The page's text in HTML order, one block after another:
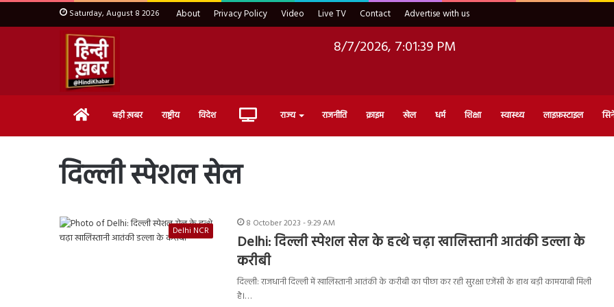
Saturday, August 8 2026 About Privacy Policy Video Live TV Contact Advertise with us
8/7/2026, 7:01:40 PM
Home बड़ी ख़बर राष्ट्रीय विदेश Live राज्य राजनीति क्राइम खेल धर्म शिक्षा स्वास्थ्य लाइफ़स्टाइल
दिल्ली स्पेशल सेल
Delhi NCR
8 October 2023 - 9:29 AM
Delhi: दिल्ली स्पेशल सेल के हत्थे चढ़ा खालिस्तानी आतंकी डल्ला के
करीबी
दिल्ली: राजधानी दिल्ली में खालिस्तानी आतंकी के करीबी का पीछा कर रही सुरक्षा एजेंसी के हाथ बड़ी कामयाबी मिली
है।…